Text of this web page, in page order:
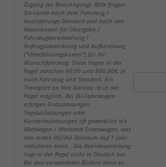
Zugang zur Besichtigung). Bitte fragen
Sie vorab nach dem Fahrzeug /
Auslieferungs-Standort und nach den
Nebenkosten für Übergabe /
Fahrzeugbereitstellung /
Auftragsabwicklung und Aufbereitung
("Überführungskosten") für Ihr
Wunschfahrzeug. Diese liegen in der
Regel zwischen 60,00 und 890,00€, je
nach Fahrzeug und Standort. Ein
Transport an Ihre Adresse ist in der
Regel möglich. Bei EU-Fahrzeugen
erfolgen Erstzulassungen,
Tageszulassungen oder
Kurzzeitzulassungen oft gewerblich als
Mietwagen / Werkstatt Ersatzwagen, was
den ersten HU/AU Zeitraum auf 1 Jahr
reduzieren kann. Die Betriebsanleitung
liegt in der Regel nicht in Deutsch bei.
Bei den verwendeten Bildern kann es